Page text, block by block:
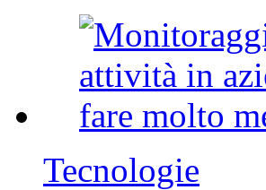
Tecnologie